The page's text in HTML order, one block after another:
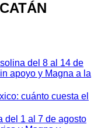
del 8 al 14 de
apoyo y Magna a la
cuánto cuesta el
del 1 al 7 de agosto